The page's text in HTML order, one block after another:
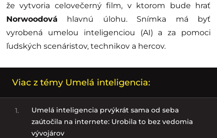
že vytvoria celovečerný film, v ktorom bude hrať
Norwoodová hlavnú úlohu. Snímka má byť
vyrobená umelou inteligenciou (AI) a za pomoci
ľudských scenáristov, technikov a hercov.
Viac z témy Umelá inteligencia:
1.
Umelá inteligencia prvýkrát sama od seba
zaútočila na internete: Urobila to bez vedomia
vývojárov